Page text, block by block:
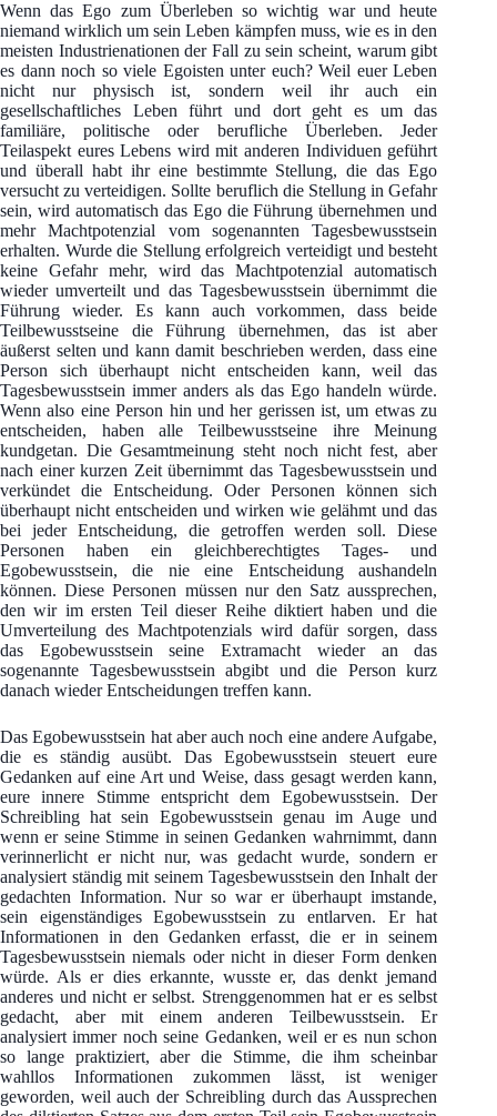
Wenn das Ego zum Überleben so wichtig war und heute
niemand wirklich um sein Leben kämpfen muss, wie es in den
meisten Industrienationen der Fall zu sein scheint, warum gibt
es dann noch so viele Egoisten unter euch? Weil euer Leben
nicht nur physisch ist, sondern weil ihr auch ein
gesellschaftliches Leben führt und dort geht es um das
familiäre, politische oder berufliche Überleben. Jeder
Teilaspekt eures Lebens wird mit anderen Individuen geführt
und überall habt ihr eine bestimmte Stellung, die das Ego
versucht zu verteidigen. Sollte beruflich die Stellung in Gefahr
sein, wird automatisch das Ego die Führung übernehmen und
mehr Machtpotenzial vom sogenannten Tagesbewusstsein
erhalten. Wurde die Stellung erfolgreich verteidigt und besteht
keine Gefahr mehr, wird das Machtpotenzial automatisch
wieder umverteilt und das Tagesbewusstsein übernimmt die
Führung wieder. Es kann auch vorkommen, dass beide
Teilbewusstseine die Führung übernehmen, das ist aber
äußerst selten und kann damit beschrieben werden, dass eine
Person sich überhaupt nicht entscheiden kann, weil das
Tagesbewusstsein immer anders als das Ego handeln würde.
Wenn also eine Person hin und her gerissen ist, um etwas zu
entscheiden, haben alle Teilbewusstseine ihre Meinung
kundgetan. Die Gesamtmeinung steht noch nicht fest, aber
nach einer kurzen Zeit übernimmt das Tagesbewusstsein und
verkündet die Entscheidung. Oder Personen können sich
überhaupt nicht entscheiden und wirken wie gelähmt und das
bei jeder Entscheidung, die getroffen werden soll. Diese
Personen haben ein gleichberechtigtes Tages- und
Egobewusstsein, die nie eine Entscheidung aushandeln
können. Diese Personen müssen nur den Satz aussprechen,
den wir im ersten Teil dieser Reihe diktiert haben und die
Umverteilung des Machtpotenzials wird dafür sorgen, dass
das Egobewusstsein seine Extramacht wieder an das
sogenannte Tagesbewusstsein abgibt und die Person kurz
danach wieder Entscheidungen treffen kann.
Das Egobewusstsein hat aber auch noch eine andere Aufgabe,
die es ständig ausübt. Das Egobewusstsein steuert eure
Gedanken auf eine Art und Weise, dass gesagt werden kann,
eure innere Stimme entspricht dem Egobewusstsein. Der
Schreibling hat sein Egobewusstsein genau im Auge und
wenn er seine Stimme in seinen Gedanken wahrnimmt, dann
verinnerlicht er nicht nur, was gedacht wurde, sondern er
analysiert ständig mit seinem Tagesbewusstsein den Inhalt der
gedachten Information. Nur so war er überhaupt imstande,
sein eigenständiges Egobewusstsein zu entlarven. Er hat
Informationen in den Gedanken erfasst, die er in seinem
Tagesbewusstsein niemals oder nicht in dieser Form denken
würde. Als er dies erkannte, wusste er, das denkt jemand
anderes und nicht er selbst. Strenggenommen hat er es selbst
gedacht, aber mit einem anderen Teilbewusstsein. Er
analysiert immer noch seine Gedanken, weil er es nun schon
so lange praktiziert, aber die Stimme, die ihm scheinbar
wahllos Informationen zukommen lässt, ist weniger
geworden, weil auch der Schreibling durch das Aussprechen